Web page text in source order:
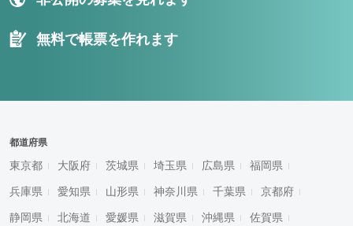
無料で帳票を作れます
都道府県
東京都 大阪府 茨城県 埼玉県 広島県 福岡県
兵庫県 愛知県 山形県 神奈川県 千葉県 京都府
静岡県 北海道 愛媛県 滋賀県 沖縄県 佐賀県